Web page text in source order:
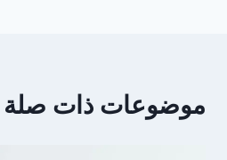
موضوعات ذات صلة